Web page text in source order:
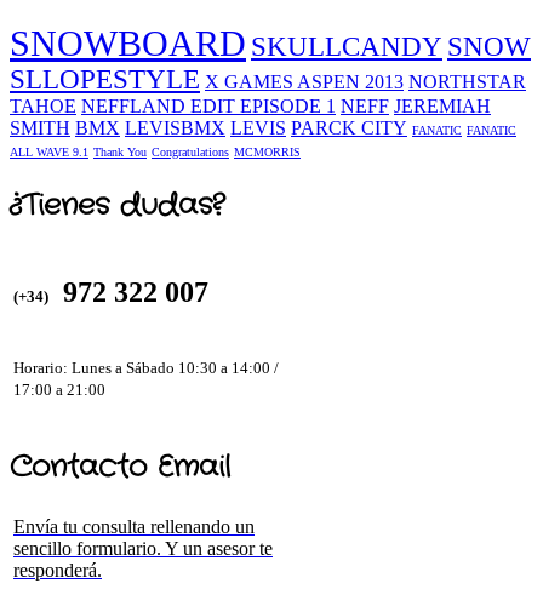
SNOWBOARD SKULLCANDY SNOW
SLLOPESTYLE X GAMES ASPEN 2013 NORTHSTAR
TAHOE NEFFLAND EDIT EPISODE 1 NEFF JEREMIAH
SMITH BMX LEVISBMX LEVIS PARCK CITY FANATIC FANATIC
ALL WAVE 9.1 Thank You Congratulations MCMORRIS
¿Tienes dudas?
(+34) 972 322 007
Horario: Lunes a Sábado 10:30 a 14:00 /
17:00 a 21:00
Contacto Email
Envía tu consulta rellenando un
sencillo formulario. Y un asesor te
responderá.